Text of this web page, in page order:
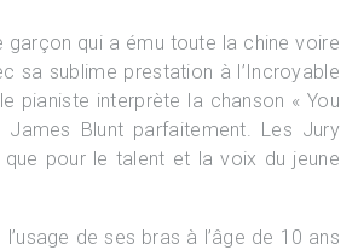
garçon qui a ému toute la chine voire
sa sublime prestation à l’Incroyable
pianiste interprète la chanson « You
James Blunt parfaitement. Les Jury
que pour le talent et la voix du jeune
de ses bras à l’âge de 10 ans